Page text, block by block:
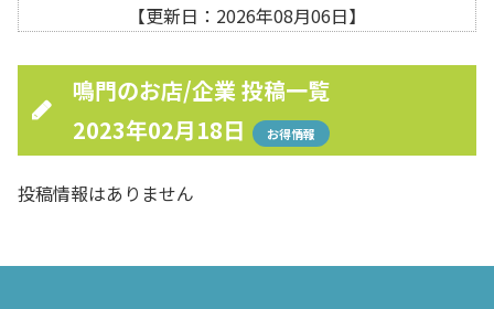
【更新日：2026年08月06日】
鳴門のお店/企業 投稿一覧
2023年02月18日
お得情報
投稿情報はありません